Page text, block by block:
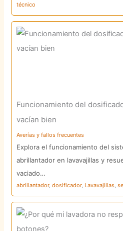
técnico
Funcionamiento del
vacían bien
Averías y fallos frecuentes
Explora el funcionamiento del
abrillantador en lavavajillas y
vaciado…
abrillantador,dosificador, Lavavajillas,